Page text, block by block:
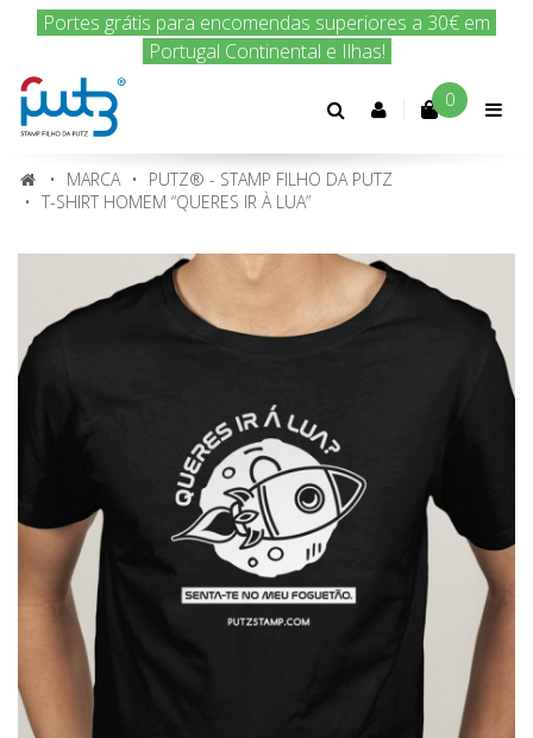
Encomenda hoje e nós enviamos amanhã!
Conta 0
MARCA
PUTZ® - STAMP FILHO DA PUTZ
T-SHIRT HOMEM “QUERES IR À LUA”